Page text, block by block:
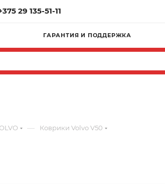
29 135-51-11
ГАРАНТИЯ И ПОДДЕРЖКА
— Коврики Volvo V50